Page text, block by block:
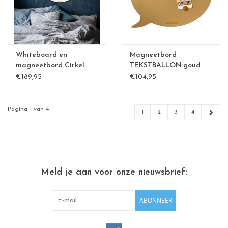
Whiteboard en
magneetbord Cirkel
83cm
€189,95
Magneetbord
TEKSTBALLON goud
Large
€104,95
Pagina 1 van 4 1 2 3 4
Meld je aan voor onze nieuwsbrief:
ABONNEER